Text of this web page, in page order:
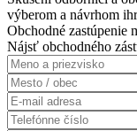
výberom a návrhom
Obchodné zastúpenie
Nájsť obchodného